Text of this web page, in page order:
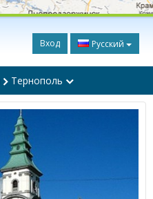
Вход Русский
Тернополь